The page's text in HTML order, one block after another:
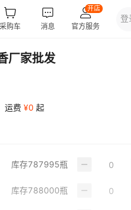
厂家批发
运费 ¥0 起
库存787995瓶
库存788000瓶